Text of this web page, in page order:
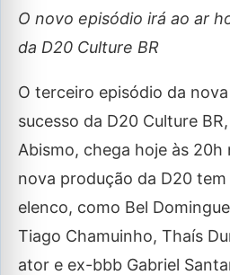
O novo episódio irá ao ar
da D20 Culture BR
O terceiro episódio da
sucesso da D20 Culture
Abismo, chega hoje às
nova produção da D20
elenco, como Bel
Tiago Chamuinho, Thaís
ator e ex-bbb Gabriel